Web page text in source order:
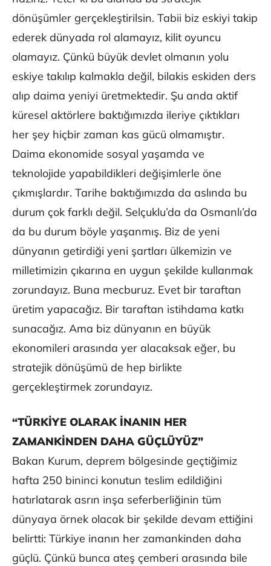
dönüşümler gerçekleştirilsin. Tabii biz eskiyi takip
ederek dünyada rol alamayız, kilit oyuncu
olamayız. Çünkü büyük devlet olmanın yolu
eskiye takılıp kalmakla değil, bilakis eskiden ders
alıp daima yeniyi üretmektedir. Şu anda aktif
küresel aktörlere baktığımızda ileriye çıktıkları
her şey hiçbir zaman kas gücü olmamıştır.
Daima ekonomide sosyal yaşamda ve
teknolojide yapabildikleri değişimlerle öne
çıkmışlardır. Tarihe baktığımızda da aslında bu
durum çok farklı değil. Selçuklu’da da Osmanlı’da
da bu durum böyle yaşanmış. Biz de yeni
dünyanın getirdiği yeni şartları ülkemizin ve
milletimizin çıkarına en uygun şekilde kullanmak
zorundayız. Buna mecburuz. Evet bir taraftan
üretim yapacağız. Bir taraftan istihdama katkı
sunacağız. Ama biz dünyanın en büyük
ekonomileri arasında yer alacaksak eğer, bu
stratejik dönüşümü de hep birlikte
gerçekleştirmek zorundayız.
“TÜRKİYE OLARAK İNANIN HER
ZAMANKİNDEN DAHA GÜÇLÜYÜZ”
Bakan Kurum, deprem bölgesinde geçtiğimiz
hafta 250 bininci konutun teslim edildiğini
hatırlatarak asrın inşa seferberliğinin tüm
dünyaya örnek olacak bir şekilde devam ettiğini
belirtti: Türkiye inanın her zamankinden daha
güçlü. Çünkü bunca ateş çemberi arasında bile